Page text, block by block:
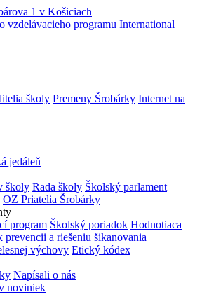
školy Premeny Šrobárky Internet na
jedáleň
školy Rada školy Školský parlament
OZ Priatelia Šrobárky
program Školský poriadok Hodnotiaca
prevencii a riešeniu šikanovania
výchovy Etický kódex
Napísali o nás
noviniek